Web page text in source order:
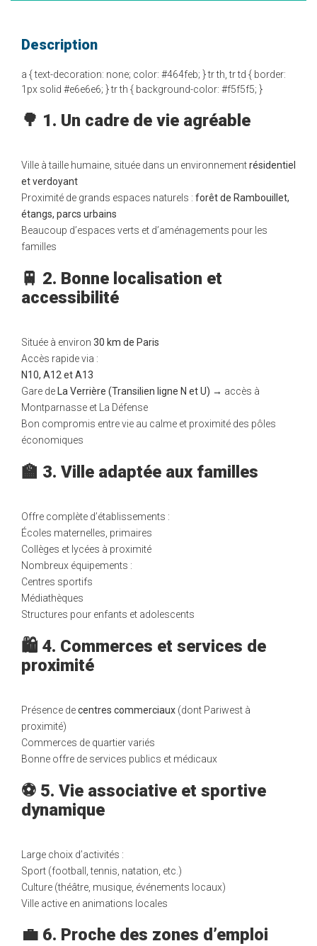
Description
a { text-decoration: none; color: #464feb; } tr th, tr td { border:
1px solid #e6e6e6; } tr th { background-color: #f5f5f5; }
🌳 1. Un cadre de vie agréable
Ville à taille humaine, située dans un environnementrésidentiel
et verdoyant
Proximité de grands espaces naturels : forêt de Rambouillet,
étangs, parcs urbains
Beaucoup d’espaces verts et d’aménagements pour les
familles
🚆 2. Bonne localisation et
accessibilité
Située à environ 30 km de Paris
Accès rapide via :
N10, A12 et A13
Gare de
La Verrière (Transilien ligne N et U) → accès à
Montparnasse et La Défense
Bon compromis entre vie au calme et proximité des pôles
économiques
🏫 3. Ville adaptée aux familles
Offre complète d’établissements :
Écoles maternelles, primaires
Collèges et lycées à proximité
Nombreux équipements :
Centres sportifs
Médiathèques
Structures pour enfants et adolescents
🛍️ 4. Commerces et services de
proximité
Présence decentres commerciaux (dont Pariwest à
proximité)
Commerces de quartier variés
Bonne offre de services publics et médicaux
⚽ 5. Vie associative et sportive
dynamique
Large choix d’activités :
Sport (football, tennis, natation, etc.)
Culture (théâtre, musique, événements locaux)
Ville active en animations locales
💼 6. Proche des zones d’emploi